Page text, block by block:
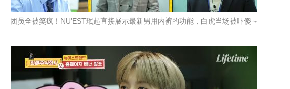
团员全被笑疯！NU'EST珉起直接展示最新男用内裤的功能，白虎当场被吓傻～